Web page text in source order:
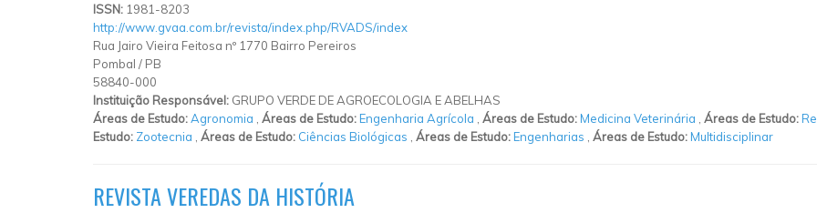
ISSN: 1981-8203
http://www.gvaa.com.br/revista/index.php/RVADS/index
Rua Jairo Vieira Feitosa nº 1770 Bairro Pereiros
Pombal / PB
58840-000
Instituição Responsável: GRUPO VERDE DE AGROECOLOGIA E ABELHAS
Áreas de Estudo:Agronomia Áreas de Estudo:Engenharia Agrícola Áreas de Estudo:Medicina Veterinária Áreas de Estudo:
Estudo: Zootecnia Áreas de Estudo: Ciências Biológicas Áreas de Estudo:Engenharias Áreas de Estudo:Multidisciplinar
REVISTA VEREDAS DA HISTÓRIA